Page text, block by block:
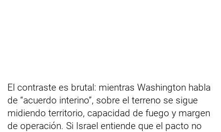
El contraste es brutal: mientras Washington habla
de “acuerdo interino”, sobre el terreno se sigue
midiendo territorio, capacidad de fuego y margen
de operación. Si Israel entiende que el pacto no